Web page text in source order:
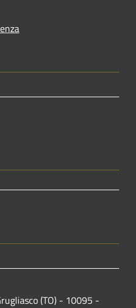
(TO) - 10095 -